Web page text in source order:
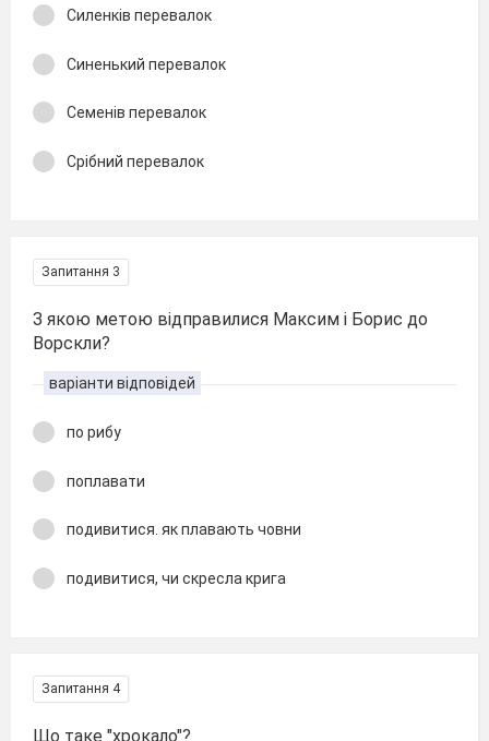
Силенків перевалок
Синенький перевалок
Семенів перевалок
Срібний перевалок
Запитання 3
З якою метою відправилися Максим і Борис до
Ворскли?
варіанти відповідей
по рибу
поплавати
подивитися. як плавають човни
подивитися, чи скресла крига
Запитання 4
Що таке "хрокало"?